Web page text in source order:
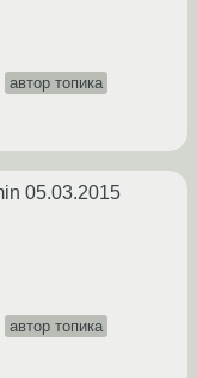
автор топика
05.03.2015
автор топика